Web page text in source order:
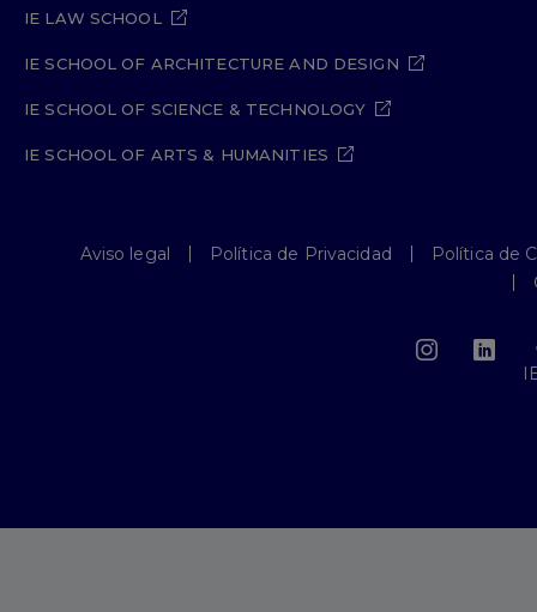
IE LAW SCHOOL
IE SCHOOL OF ARCHITECTURE AND DESIGN
IE SCHOOL OF SCIENCE & TECHNOLOGY
IE SCHOOL OF ARTS & HUMANITIES
Aviso legal Política de Privacidad
Política de